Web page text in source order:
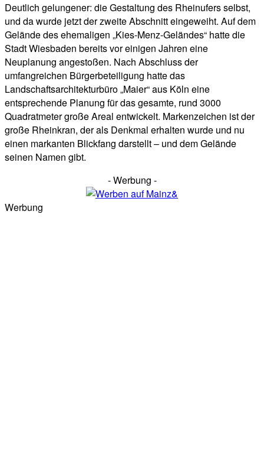
Deutlich gelungener: die Gestaltung des Rheinufers selbst,
und da wurde jetzt der zweite Abschnitt eingeweiht. Auf dem
Gelände des ehemaligen „Kies-Menz-Geländes“ hatte die
Stadt Wiesbaden bereits vor einigen Jahren eine
Neuplanung angestoßen. Nach Abschluss der
umfangreichen Bürgerbeteiligung hatte das
Landschaftsarchitekturbüro „Maier“ aus Köln eine
entsprechende Planung für das gesamte, rund 3000
Quadratmeter große Areal entwickelt. Markenzeichen ist der
große Rheinkran, der als Denkmal erhalten wurde und nu
einen markanten Blickfang darstellt – und dem Gelände
seinen Namen gibt.
- Werbung -
Werbung